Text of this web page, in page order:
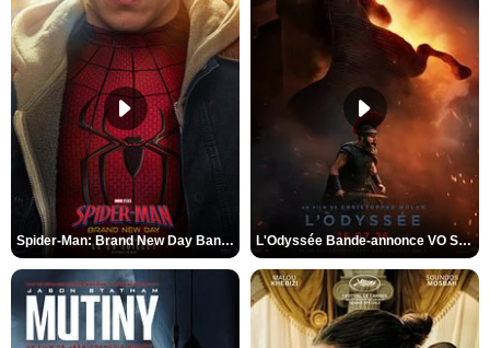
Spider-Man: Brand New Day Bande-annonce VO STFR L'Odyssée Bande-annonce VO STFR